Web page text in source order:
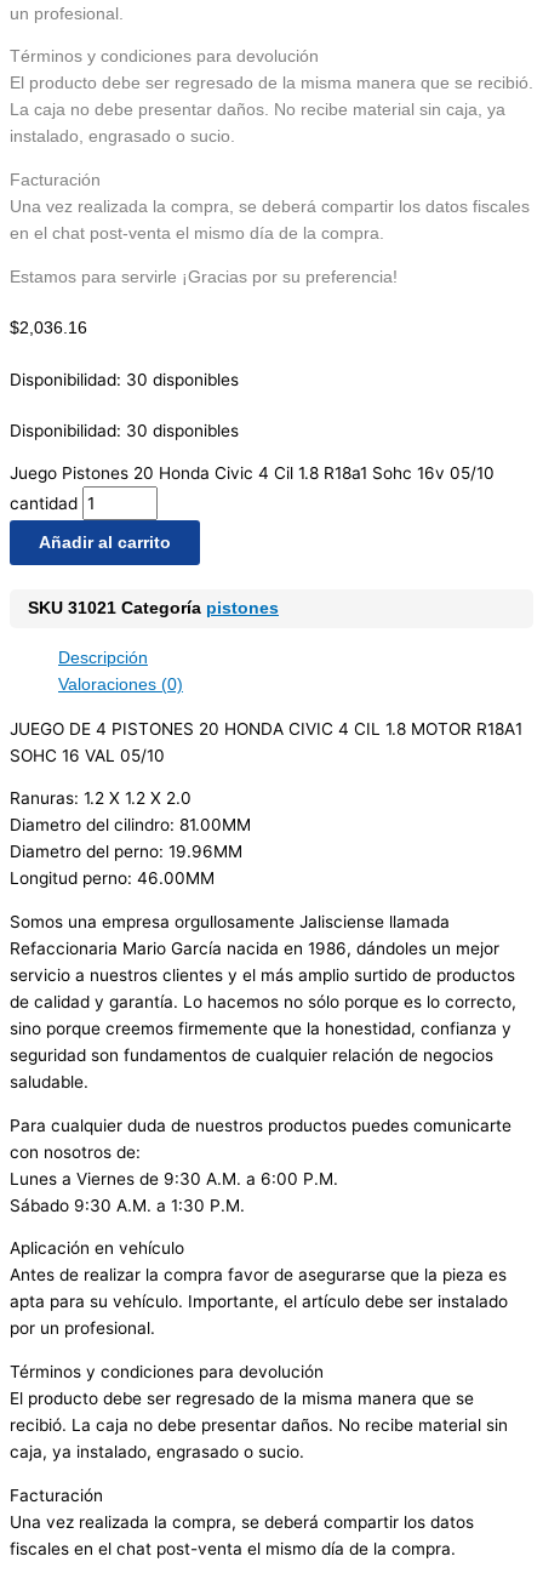
un profesional.
Términos y condiciones para devolución
El producto debe ser regresado de la misma manera que se recibió.
La caja no debe presentar daños. No recibe material sin caja, ya
instalado, engrasado o sucio.
Facturación
Una vez realizada la compra, se deberá compartir los datos fiscales
en el chat post-venta el mismo día de la compra.
Estamos para servirle ¡Gracias por su preferencia!
$2,036.16
Disponibilidad: 30 disponibles
Disponibilidad: 30 disponibles
Juego Pistones 20 Honda Civic 4 Cil 1.8 R18a1 Sohc 16v 05/10
cantidad
Añadir al carrito
SKU 31021 Categoría pistones
Descripción
Valoraciones (0)
JUEGO DE 4 PISTONES 20 HONDA CIVIC 4 CIL 1.8 MOTOR R18A1
SOHC 16 VAL 05/10
Ranuras: 1.2 X 1.2 X 2.0
Diametro del cilindro: 81.00MM
Diametro del perno: 19.96MM
Longitud perno: 46.00MM
Somos una empresa orgullosamente Jalisciense llamada
Refaccionaria Mario García nacida en 1986, dándoles un mejor
servicio a nuestros clientes y el más amplio surtido de productos
de calidad y garantía. Lo hacemos no sólo porque es lo correcto,
sino porque creemos firmemente que la honestidad, confianza y
seguridad son fundamentos de cualquier relación de negocios
saludable.
Para cualquier duda de nuestros productos puedes comunicarte
con nosotros de:
Lunes a Viernes de 9:30 A.M. a 6:00 P.M.
Sábado 9:30 A.M. a 1:30 P.M.
Aplicación en vehículo
Antes de realizar la compra favor de asegurarse que la pieza es
apta para su vehículo. Importante, el artículo debe ser instalado
por un profesional.
Términos y condiciones para devolución
El producto debe ser regresado de la misma manera que se
recibió. La caja no debe presentar daños. No recibe material sin
caja, ya instalado, engrasado o sucio.
Facturación
Una vez realizada la compra, se deberá compartir los datos
fiscales en el chat post-venta el mismo día de la compra.